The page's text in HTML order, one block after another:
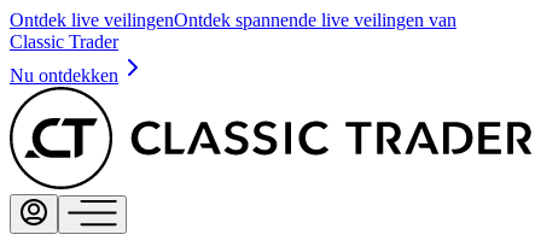
Ontdek live veilingenOntdek spannende live veilingen van
Classic Trader
Nu ontdekken